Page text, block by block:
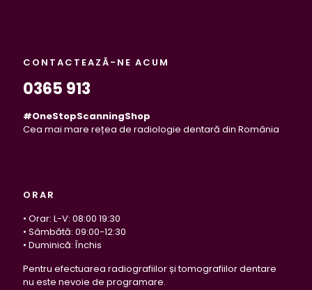
CONTACTEAZĂ-NE ACUM
0365 913
#OneStopScanningShop
Cea mai mare rețea de radiologie dentară din România
ORAR
• Orar: L-V: 08:00 19:30
• Sâmbătă: 09:00-12:30
• Duminică: Închis
Pentru efectuarea radiografiilor și tomografiilor dentare
nu este nevoie de programare.